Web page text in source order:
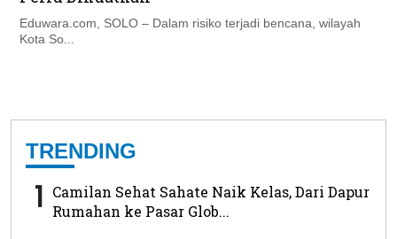
Eduwara.com, SOLO – Dalam risiko terjadi bencana, wilayah
Kota So...
TRENDING
1 Camilan Sehat Sahate Naik Kelas, Dari Dapur
Rumahan ke Pasar Glob...